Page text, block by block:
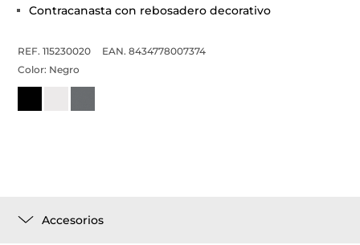
Contracanasta con rebosadero decorativo
REF. 115230020
EAN. 8434778007374
Color: Negro
Accesorios